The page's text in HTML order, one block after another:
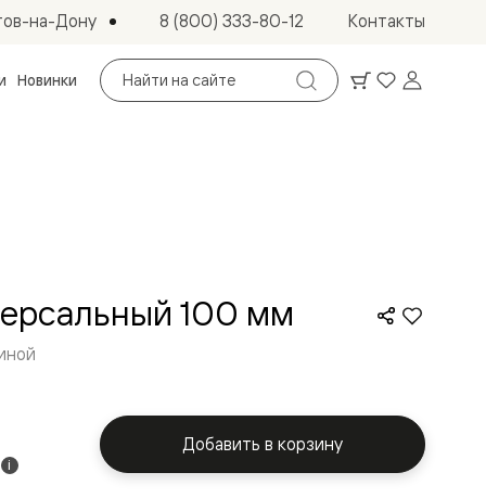
Поиск
по
сайту
Новинки
на-Дону 8 (800) 333-80-12 Контакты
100 мм
i
Добавить в корзину